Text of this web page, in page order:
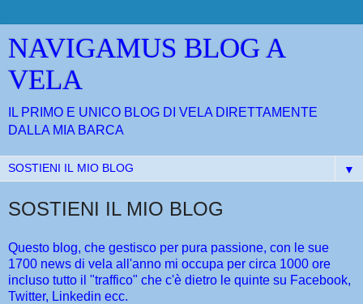
NAVIGAMUS BLOG A
VELA
IL PRIMO E UNICO BLOG DI VELA DIRETTAMENTE
DALLA MIA BARCA
▼
SOSTIENI IL MIO BLOG
Questo blog, che gestisco per pura passione, con le sue
1700 news di vela all'anno mi occupa per circa 1000 ore
incluso tutto il "traffico" che c'è dietro le quinte su Facebook,
Twitter, Linkedin ecc.